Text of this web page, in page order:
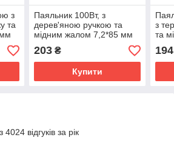
з
та
Паяльник 100Вт, з
дерев'яною ручкою та
мідним жалом 7,2*85 мм
LOGA
203₴
Купити
з
та
мм
194
відгуків за рік